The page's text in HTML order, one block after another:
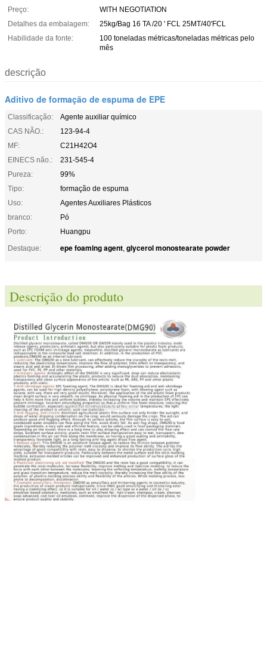
Preço:
WITH NEGOTIATION
Detalhes da embalagem:
25kg/Bag 16 TA /20 ' FCL 25MT/40'FCL
Habilidade da fonte:
100 toneladas métricas/toneladas métricas pelo
mês
descrição
Aditivo de formação de espuma de EPE
Classificação:
Agente auxiliar químico
CAS NÃO.:
123-94-4
MF:
C21H42O4
EINECS não.:
231-545-4
Pureza:
99%
Tipo:
formação de espuma
Uso:
Agentes Auxiliares Plásticos
branco:
Pó
Porto:
Huangpu
Destaque:
epe foaming agent, glycerol monostearate powder
Descrição do produto